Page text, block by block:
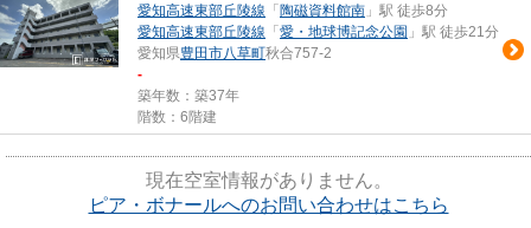
愛知高速東部丘陵線 「 陶磁資料館南 」駅 徒歩8分
愛知高速東部丘陵線 「 愛・地球博記念公園 」駅 徒歩21分
愛知県豊田市八草町秋合757-2
-
築年数：築37年
階数：6階建
現在空室情報がありません。
ピア・ボナールへのお問い合わせはこちら